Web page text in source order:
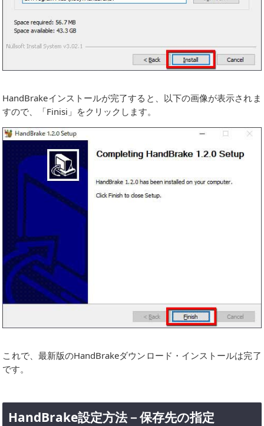
HandBrakeインストールが完了すると、以下の画像が表示されま
すので、「Finisi」をクリックします。
これで、最新版のHandBrakeダウンロード・インストールは完了
です。
HandBrake設定方法－保存先の指定